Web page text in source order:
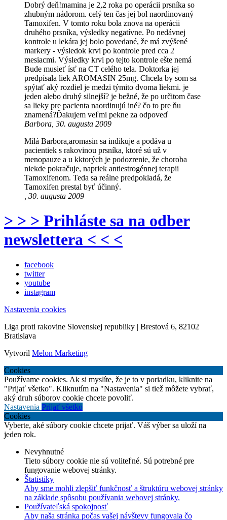
Dobrý deň!mamina je 2,2 roka po operácii prsníka so
zhubným nádorom. celý ten čas jej bol naordinovaný
Tamoxifen. V tomto roku bola znova na operácii
druhého prsníka, výsledky negatívne. Po nedávnej
kontrole u lekára jej bolo povedané, že má zvýšené
markery - výsledok krvi po kontrole pred cca 2
mesiacmi. Výsledky krvi po tejto kontrole ešte nemá
Bude musieť ísť na CT celého tela. Doktorka jej
predpísala liek AROMASIN 25mg. Chcela by som sa
spýtať aký rozdiel je medzi týmito dvoma liekmi. je
jeden alebo druhý silnejší? je bežné, že po určitom čase
sa lieky pre pacienta naordinujú iné? čo to pre ňu
znamená?Ďakujem veľmi pekne za odpoveď
Barbora, 30. augusta 2009
Milá Barbora,aromasin sa indikuje a podáva u
pacientiek s rakovinou prsníka, ktoré sú už v
menopauze a u kktorých je podozrenie, že choroba
niekde pokračuje, napriek antiestrogénnej terapii
Tamoxifenom. Teda sa reálne predpokladá, že
Tamoxifen prestal byť účinný.
, 30. augusta 2009
> > > Prihláste sa na odber
newslettera < < <
facebook
twitter
youtube
instagram
Nastavenia cookies
Liga proti rakovine Slovenskej republiky | Brestová 6, 82102
Bratislava
Vytvoril Melon Marketing
Cookies
Používame cookies. Ak si myslíte, že je to v poriadku, kliknite na
"Prijať všetko". Kliknutím na "Nastavenia" si tiež môžete vybrať,
aký druh súborov cookie chcete povoliť.
Nastavenia Prijať všetko
Cookies
Vyberte, aké súbory cookie chcete prijať. Váš výber sa uloží na
jeden rok.
Nevyhnutné
Tieto súbory cookie nie sú voliteľné. Sú potrebné pre
fungovanie webovej stránky.
Štatistiky
Aby sme mohli zlepšiť funkčnosť a štruktúru webovej stránky
na základe spôsobu používania webovej stránky.
Používateľská spokojnosť
Aby naša stránka počas vašej návštevy fungovala čo